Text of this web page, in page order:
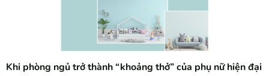
Khi phòng ngủ trở thành “khoảng thở” của phụ nữ hiện đại